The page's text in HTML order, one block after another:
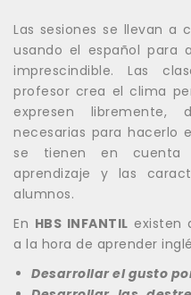
Las sesiones se llevan a
usando el español para
imprescindible. Las
profesor crea el clima
expresen libremente,
necesarias para hacerlo
se tienen en cuenta
aprendizaje y las
alumnos.
En HBS INFANTIL existen
a la hora de aprender
Desarrollar el gusto